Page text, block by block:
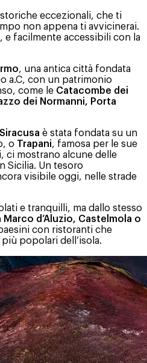
eccezionali, che ti
non appena ti avvicinerai.
e facilmente accessibili con la
, una antica città fondata
a.C, con un patrimonio
come le Catacombe dei
dei Normanni, Porta
Siracusa è stata fondata su un
o Trapani, famosa per le sue
ci mostrano alcune delle
Sicilia. Un tesoro
visibile oggi, nelle strade
e tranquilli, ma dallo stesso
Marco d’Aluzio, Castelmola o
con ristoranti che
popolari dell’isola.